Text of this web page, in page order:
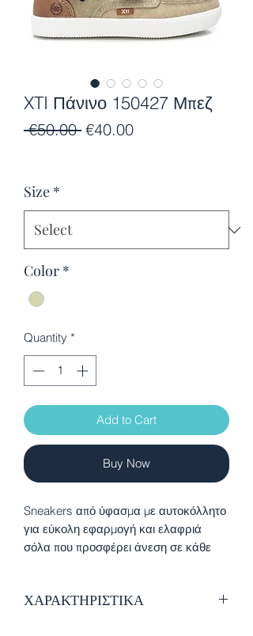
XTI Πάνινο 150427 Μπεζ
€50.00 Regular
€40.00Sale
Size *
Color *
Quantity *
Add to Cart
Buy Now
Sneakers από ύφασμα με αυτοκόλλητο
για εύκολη εφαρμογή και ελαφριά
σόλα που προσφέρει άνεση σε κάθε
οργανισμό PETA
ΧΑΡΑΚΤΗΡΙΣΤΙΚΑ